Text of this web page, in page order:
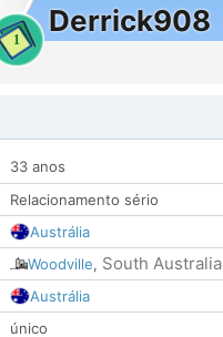
1
Derrick908
33 anos
Relacionamento sério
Austrália
Woodville, South Australia
Austrália
único